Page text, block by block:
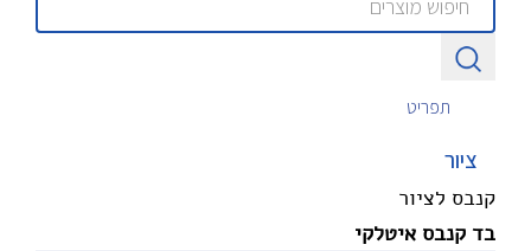
תפריט
ציור
קנבס לציור
בד קנבס איטלקי